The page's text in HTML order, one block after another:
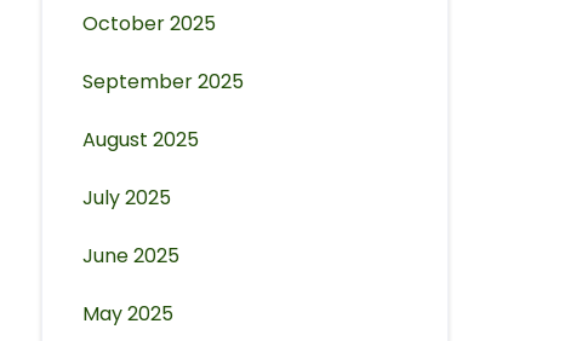
October 2025
September 2025
August 2025
July 2025
June 2025
May 2025